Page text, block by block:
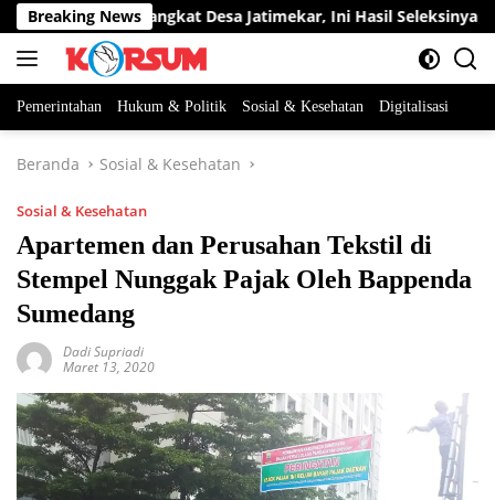
Langsung
ke
konten
Breaking News
Jabatan Perangkat Desa Jatimekar, Ini Hasil Seleksinya
Pemerintahan Hukum & Politik Sosial & Kesehatan Digitalisasi
Beranda Sosial & Kesehatan
Sosial & Kesehatan
Apartemen dan Perusahan Tekstil di
Stempel Nunggak Pajak Oleh Bappenda
Sumedang
Dadi Supriadi
Maret 13, 2020